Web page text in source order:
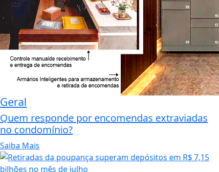
Geral
Quem responde por encomendas extraviadas
no condomínio?
Saiba Mais